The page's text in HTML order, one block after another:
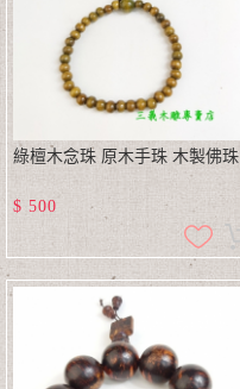
綠檀木念珠 原木手珠 木製佛珠
$ 500